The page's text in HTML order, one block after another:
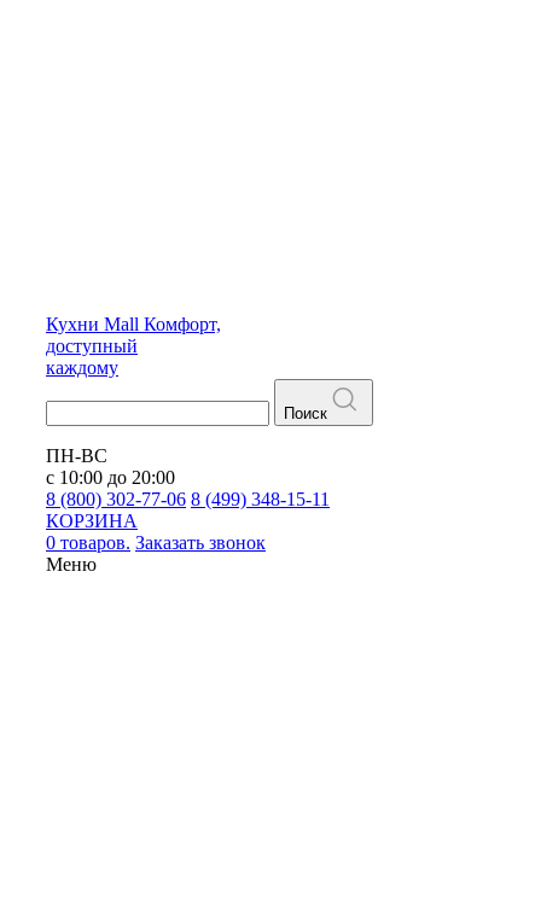
Кухни Mall Комфорт,
доступный
каждому
Поиск
ПН-ВС
с 10:00 до 20:00
8 (800) 302-77-06 8 (499) 348-15-11
КОРЗИНА
0 товаров. Заказать звонок
Меню